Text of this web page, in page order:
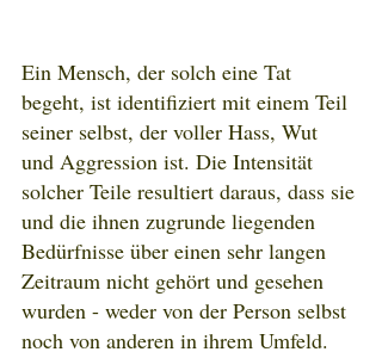
Ein Mensch, der solch eine Tat
begeht, ist identifiziert mit einem Teil
seiner selbst, der voller Hass, Wut
und Aggression ist. Die Intensität
solcher Teile resultiert daraus, dass sie
und die ihnen zugrunde liegenden
Bedürfnisse über einen sehr langen
Zeitraum nicht gehört und gesehen
wurden - weder von der Person selbst
noch von anderen in ihrem Umfeld.